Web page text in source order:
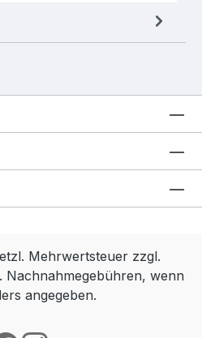
Mehrwertsteuer zzgl.
Nachnahmegebühren, wenn
angegeben.